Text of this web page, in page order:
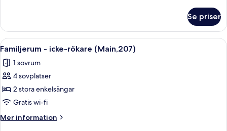
-
icke-
rökare
(Main,206)
Se priser
Öppna
alla
foton
för
Familjerum
-
icke-
rökare
Ett sovrum med en säng, ett
28
Familjerum - icke-rökare (Main,207)
1 sovrum
4 sovplatser
2 stora enkelsängar
Gratis wi-fi
Mer information
Mer